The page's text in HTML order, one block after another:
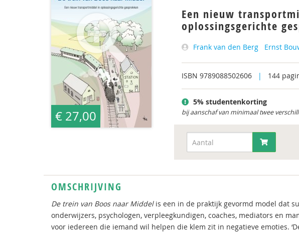
€ 27,00
Een nieuw
oplossingsgerichte
Frank van den Berg Ernst
ISBN 9789088502606 | 144
5% studentenkorting
bij aanschaf van minimaal twee
OMSCHRIJVING
De trein van Boos naar Middelis een in de praktijk gevormd model dat
onderwijzers, psychologen, verpleegkundigen, coaches, mediators en
voor iedereen die iemand wil helpen die klem zit in negatieve emoties.